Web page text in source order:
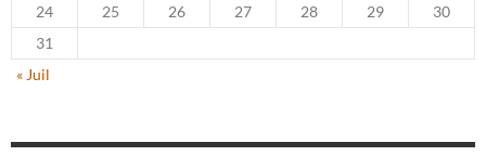
24
25 26 27 28 29
30
31
« Juil